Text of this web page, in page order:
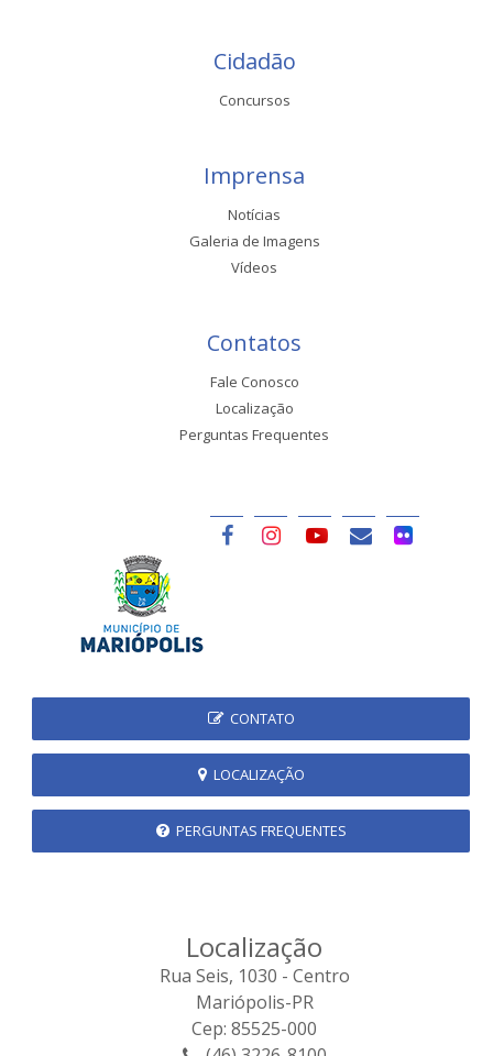
Cidadão
Concursos
Imprensa
Notícias
Galeria de Imagens
Vídeos
Contatos
Fale Conosco
Localização
Perguntas Frequentes
CONTATO
LOCALIZAÇÃO
PERGUNTAS FREQUENTES
Localização
Rua Seis, 1030 - Centro
Mariópolis-PR
Cep: 85525-000